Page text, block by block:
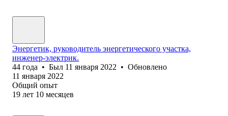
Энергетик, руководитель энергетического участка,
инженер-электрик.
44 года • Был 11 января 2022 • Обновлено
11 января 2022
Общий опыт
19 лет 10 месяцев